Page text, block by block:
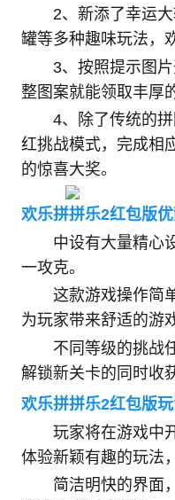
2、新添了幸运
罐等多种趣味玩法，
3、按照提示图
整图案就能领取丰厚
4、除了传统的
红挑战模式，完成相
的惊喜大奖。
欢乐拼拼乐2红包版
中设有大量精心
一攻克。
这款游戏操作简
为玩家带来舒适的游
不同等级的挑战
解锁新关卡的同时收
欢乐拼拼乐2红包版
玩家将在游戏中
体验新颖有趣的玩法
简洁明快的界面